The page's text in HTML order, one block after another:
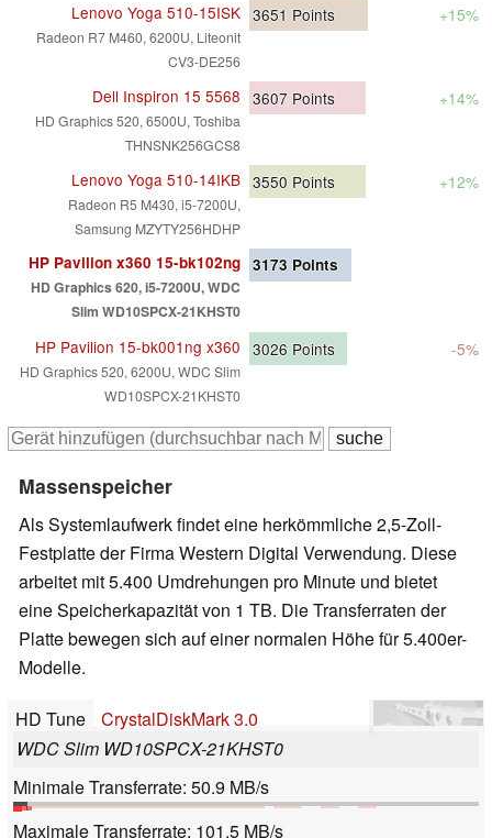
Lenovo Yoga 510-15ISK
Radeon R7 M460, 6200U, Liteonit
CV3-DE256
3651 Points +15%
Dell Inspiron 15 5568
HD Graphics 520, 6500U, Toshiba
THNSNK256GCS8
3607 Points +14%
Lenovo Yoga 510-14IKB
Radeon R5 M430, i5-7200U,
Samsung MZYTY256HDHP
3550 Points +12%
HP Pavilion x360 15-bk102ng
HD Graphics 620, i5-7200U, WDC
Slim WD10SPCX-21KHST0
3173 Points
HP Pavilion 15-bk001ng x360
HD Graphics 520, 6200U, WDC Slim
WD10SPCX-21KHST0
3026 Points -5%
Massenspeicher
Als Systemlaufwerk findet eine herkömmliche 2,5-Zoll-
Festplatte der Firma Western Digital Verwendung. Diese
arbeitet mit 5.400 Umdrehungen pro Minute und bietet
eine Speicherkapazität von 1 TB. Die Transferraten der
Platte bewegen sich auf einer normalen Höhe für 5.400er-
Modelle.
HD Tune
CrystalDiskMark 3.0
WDC Slim WD10SPCX-21KHST0
Minimale Transferrate: 50.9 MB/s
Maximale Transferrate: 101.5 MB/s